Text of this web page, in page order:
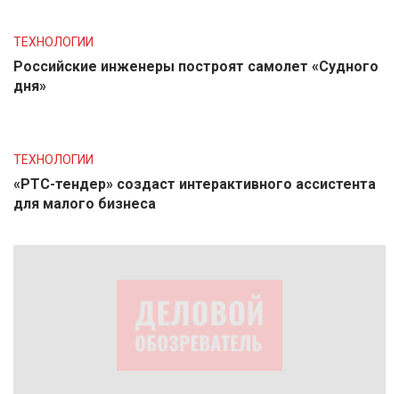
ТЕХНОЛОГИИ
Российские инженеры построят самолет «Судного
дня»
ТЕХНОЛОГИИ
«РТС-тендер» создаст интерактивного ассистента
для малого бизнеса